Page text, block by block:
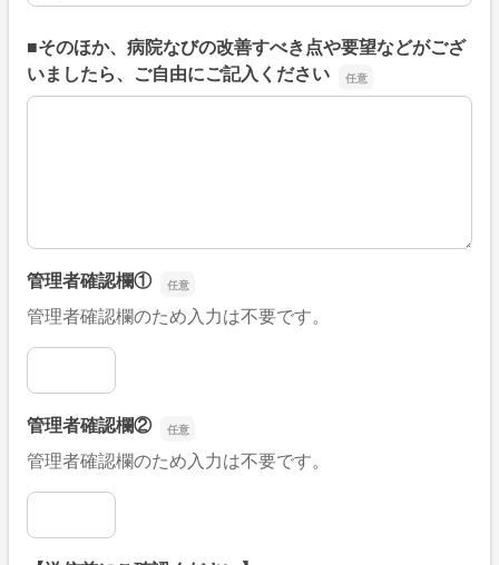
■そのほか、病院なびの改善すべき点や要望などがござ
いましたら、ご自由にご記入ください
■そのほか、病院なびの改善すべき点や要望などがござい
管理者確認欄①
管理者確認欄のため入力は不要です。
管理者確認欄①
管理者確認欄②
管理者確認欄のため入力は不要です。
管理者確認欄②